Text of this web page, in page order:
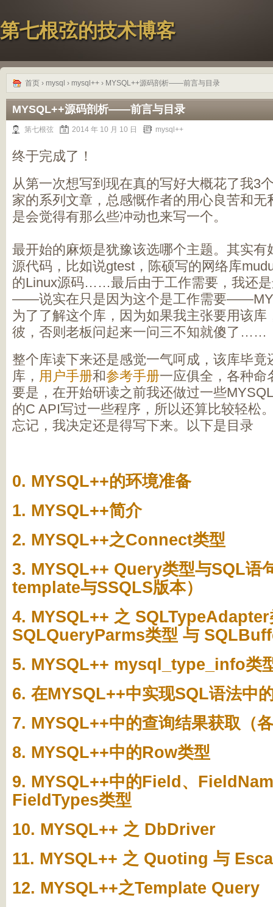
第七根弦的技术博客
首页 › mysql › mysql++ › MYSQL++源码剖析——前言与目录
MYSQL++源码剖析——前言与目录
第七根弦 2014 年 10 月 10 日 mysql++
终于完成了！
从第一次想写到现在真的写好大概花了我3
家的系列文章，总感慨作者的用心良苦和无
是会觉得有那么些冲动也来写一个。
最开始的麻烦是犹豫该选哪个主题。其实有
源代码，比如说gtest，陈硕写的网络库
的Linux源码……最后由于工作需要，我还是
——说实在只是因为这个是工作需要
为了了解这个库，因为如果我主张要用该库
彼，否则老板问起来一问三不知就傻了……
整个库读下来还是感觉一气呵成，该库毕
库， 用户手册和参考手册一应俱全，各种命
要是，在开始研读之前我还做过一些
的C API写过一些程序，所以还算比较轻松
忘记，我决定还是得写下来。以下是目录
0. MYSQL++的环境准备
1. MYSQL++简介
2. MYSQL++之Connect类型
3. MYSQL++ Query类型与SQL语
template与SSQLS版本）
4. MYSQL++ 之 SQLTypeAdapter
SQLQueryParms类型 与
5. MYSQL++ mysql_type_info类
6. 在MYSQL++中实现SQL语法中
7. MYSQL++中的查询结果获取（
8. MYSQL++中的Row类型
9. MYSQL++中的Field、
FieldTypes类型
10. MYSQL++ 之 DbDriver
11. MYSQL++ 之 Quoting 与
12. MYSQL++之Template Query